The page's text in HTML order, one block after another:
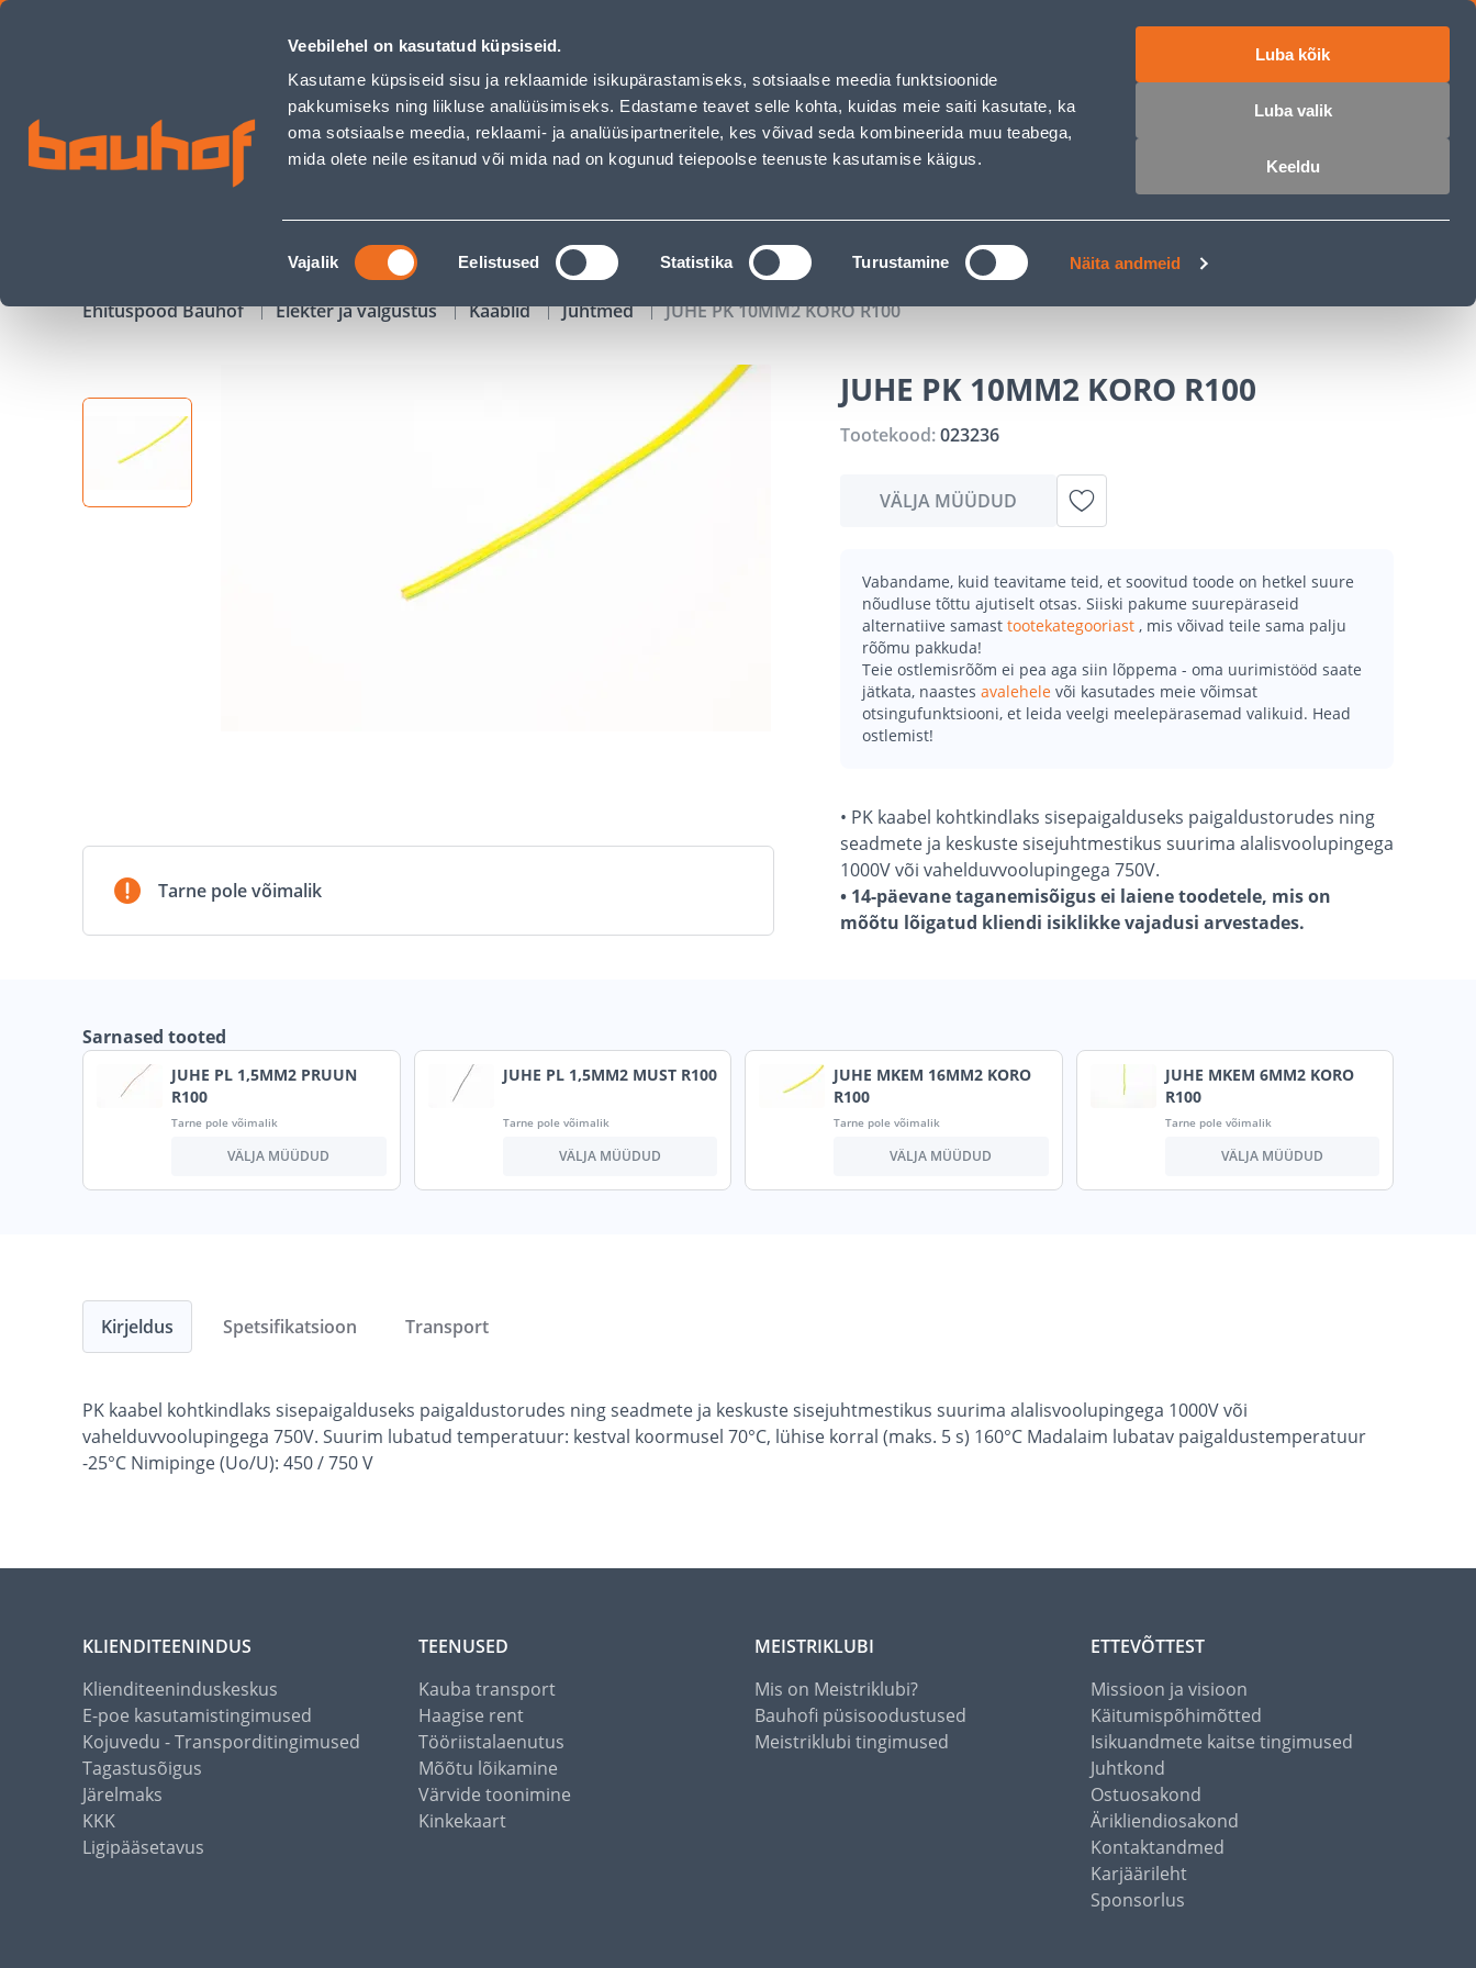
Veebilehel on kasutatud küpsiseid.
Kasutame küpsiseid sisu ja reklaamide isikupärastamiseks, sotsiaalse meedia funktsioonide
pakkumiseks ning liikluse analüüsimiseks. Edastame teavet selle kohta, kuidas meie saiti kasutate, ka
oma sotsiaalse meedia, reklaami- ja analüüsipartneritele, kes võivad seda kombineerida muu teabega,
mida olete neile esitanud või mida nad on kogunud teiepoolse teenuste kasutamise käigus.
Nõusoleku
valik
Vajalik Eelistused Statistika Turustamine Näita andmeid
Luba kõik
Luba valik
Keeldu
JUHE PK 10MM2 KORO R100 - Bauhof has loaded
Äriklienditeenindus Klienditeenindus Teenused Karjäärileht
OTSI Logi sisse
KAMPAANIAD KATALOOGID TÖÖRIISTALAENUTUS JÄRELMAKS
Ehituspood Bauhof Elekter ja valgustus Kaablid Juhtmed JUHE PK 10MM2 KORO R100
Tarne pole võimalik
JUHE PK 10MM2 KORO R100
Tootekood:023236
VÄLJA MÜÜDUD
Vabandame, kuid teavitame teid, et soovitud toode on hetkel suure
nõudluse tõttu ajutiselt otsas. Siiski pakume suurepäraseid
alternatiive samast tootekategooriast , mis võivad teile sama palju
rõõmu pakkuda!
Teie ostlemisrõõm ei pea aga siin lõppema - oma uurimistööd saate
jätkata, naastes avalehele või kasutades meie võimsat
otsingufunktsiooni, et leida veelgi meelepärasemad valikuid. Head
ostlemist!
• PK kaabel kohtkindlaks sisepaigalduseks paigaldustorudes ning
seadmete ja keskuste sisejuhtmestikus suurima alalisvoolupingega
1000V või vahelduvvoolupingega 750V.
• 14-päevane taganemisõigus ei laiene toodetele, mis on
mõõtu lõigatud kliendi isiklikke vajadusi arvestades.
Sarnased tooted
JUHE PL 1,5MM2 PRUUN
R100
Tarne pole võimalik
VÄLJA MÜÜDUD
JUHE PL 1,5MM2 MUST R100
Tarne pole võimalik
VÄLJA MÜÜDUD
JUHE MKEM 16MM2 KORO
R100
Tarne pole võimalik
VÄLJA MÜÜDUD
JUHE MKEM 6MM2 KORO
R100
Tarne pole võimalik
VÄLJA MÜÜDUD
Kirjeldus
PK kaabel kohtkindlaks sisepaigalduseks paigaldustorudes ning seadmete ja keskuste sisejuhtmestikus suurima alalisvoolupingega 1000V või
vahelduvvoolupingega 750V. Suurim lubatud temperatuur: kestval koormusel 70°C, lühise korral (maks. 5 s) 160°C Madalaim lubatav paigaldustemperatuur
-25°C Nimipinge (Uo/U): 450 / 750 V
Spetsifikatsioon Transport
KLIENDITEENINDUS
Klienditeeninduskeskus
E-poe kasutamistingimused
Kojuvedu - Transporditingimused
Tagastusõigus
Järelmaks
KKK
Ligipääsetavus
TEENUSED
Kauba transport
Haagise rent
Tööriistalaenutus
Mõõtu lõikamine
Värvide toonimine
Kinkekaart
MEISTRIKLUBI
Mis on Meistriklubi?
Bauhofi püsisoodustused
Meistriklubi tingimused
ETTEVÕTTEST
Missioon ja visioon
Käitumispõhimõtted
Isikuandmete kaitse tingimused
Juhtkond
Ostuosakond
Ärikliendiosakond
Kontaktandmed
Karjäärileht
Sponsorlus